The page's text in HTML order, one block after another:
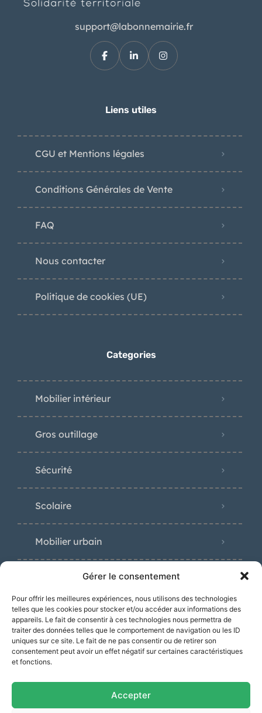
Gérer le consentement
Pour offrir les meilleures expériences, nous utilisons des technologies
telles que les cookies pour stocker et/ou accéder aux informations des
appareils. Le fait de consentir à ces technologies nous permettra de
traiter des données telles que le comportement de navigation ou les ID
uniques sur ce site. Le fait de ne pas consentir ou de retirer son
consentement peut avoir un effet négatif sur certaines caractéristiques
et fonctions.
Accepter
support@labonnemairie.fr
Liens utiles
CGU et Mentions légales
Conditions Générales de Vente
FAQ
Nous contacter
Politique de cookies (UE)
Categories
Mobilier intérieur
Gros outillage
Sécurité
Scolaire
Mobilier urbain
Distinctions
« Prix Spécial Toulouse Métropole »